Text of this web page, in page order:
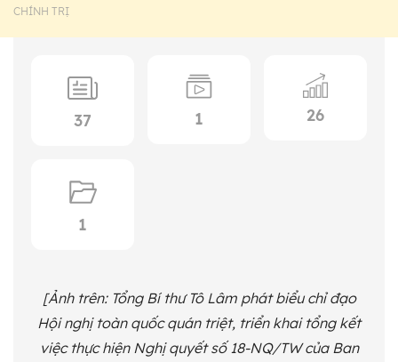
CHÍNH TRỊ
37 1 26
1
[Ảnh trên: Tổng Bí thư Tô Lâm phát biểu chỉ đạo
Hội nghị toàn quốc quán triệt, triển khai tổng kết
việc thực hiện Nghị quyết số 18-NQ/TW của Ban